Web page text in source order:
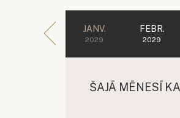
JANV.
2029
FEBR.
2029
ŠAJĀ MĒNESĪ